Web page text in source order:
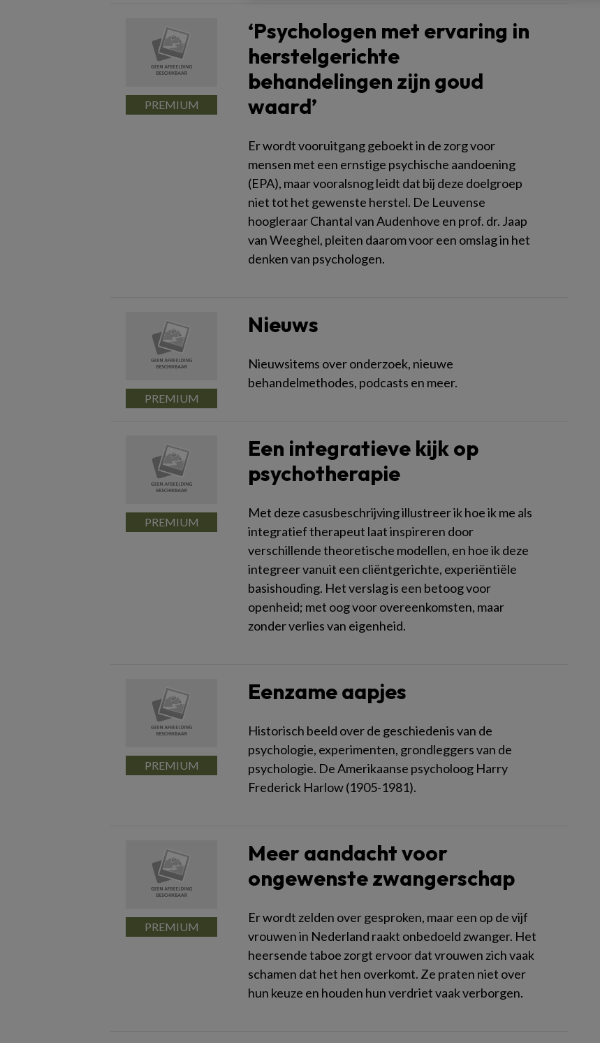
‘Psychologen met ervaring in
herstelgerichte
behandelingen zijn goud
waard’
Er wordt vooruitgang geboekt in de zorg voor
mensen met een ernstige psychische aandoening
(EPA), maar vooralsnog leidt dat bij deze doelgroep
niet tot het gewenste herstel. De Leuvense
hoogleraar Chantal van Audenhove en prof. dr. Jaap
van Weeghel, pleiten daarom voor een omslag in het
denken van psychologen.
Nieuws
Nieuwsitems over onderzoek, nieuwe
behandelmethodes, podcasts en meer.
Een integratieve kijk op
psychotherapie
Met deze casusbeschrijving illustreer ik hoe ik me als
integratief therapeut laat inspireren door
verschillende theoretische modellen, en hoe ik deze
integreer vanuit een cliëntgerichte, experiëntiële
basishouding. Het verslag is een betoog voor
openheid; met oog voor overeenkomsten, maar
zonder verlies van eigenheid.
Eenzame aapjes
Historisch beeld over de geschiedenis van de
psychologie, experimenten, grondleggers van de
psychologie. De Amerikaanse psycholoog Harry
Frederick Harlow (1905-1981).
Meer aandacht voor
ongewenste zwangerschap
Er wordt zelden over gesproken, maar een op de vijf
vrouwen in Nederland raakt onbedoeld zwanger. Het
heersende taboe zorgt ervoor dat vrouwen zich vaak
schamen dat het hen overkomt. Ze praten niet over
hun keuze en houden hun verdriet vaak verborgen.